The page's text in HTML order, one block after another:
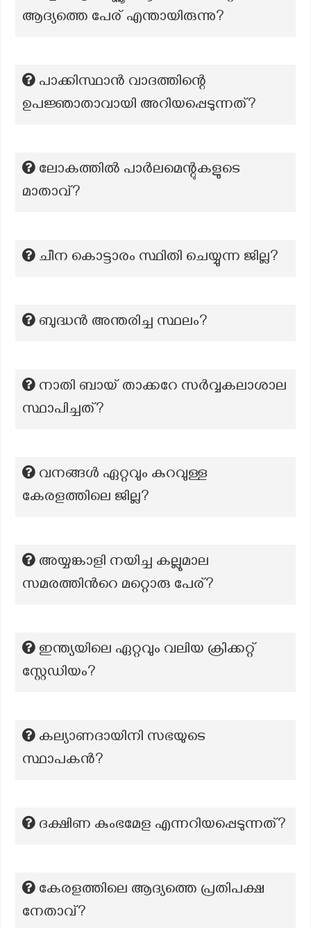
ആദ്യത്തെ പേര് എന്തായിരുന്നു?
പാക്കിസ്ഥാൻ വാദത്തിന്റെ
ഉപജ്ഞാതാവായി അറിയപ്പെടുന്നത്?
ലോകത്തിൽ പാർലമെന്റുകളുടെ
മാതാവ്?
ചീന കൊട്ടാരം സ്ഥിതി ചെയ്യുന്ന ജില്ല?
ബുദ്ധൻ അന്തരിച്ച സ്ഥലം?
നാതി ബായ് താക്കറേ സർവ്വകലാശാല
സ്ഥാപിച്ചത്?
വനങ്ങള്‍ ഏറ്റവും കുറവുള്ള
കേരളത്തിലെ ജില്ല?
അയ്യങ്കാളി നയിച്ച കല്ലുമാല
സമരത്തിന്‍റെ മറ്റൊരു പേര്?
ഇന്ത്യയിലെ ഏറ്റവും വലിയ ക്രിക്കറ്റ്
സ്റ്റേഡിയം?
കല്യാണദായിനി സഭയുടെ
സ്ഥാപകൻ?
ദക്ഷിണ കുംഭമേള എന്നറിയപ്പെടുന്നത്?
കേരളത്തിലെ ആദ്യത്തെ പ്രതിപക്ഷ
നേതാവ്?